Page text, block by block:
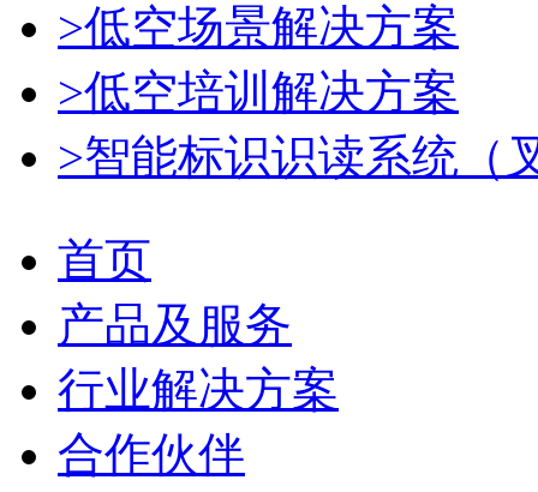
>低空场景解决方案
>低空培训解决方案
>智能标识识读系统（
首页
产品及服务
行业解决方案
合作伙伴